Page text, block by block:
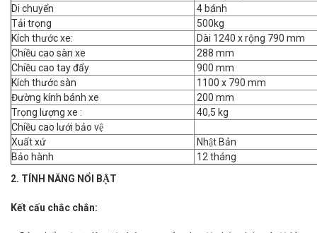
Di chuyển
4 bánh
Tải trọng
500kg
Kích thước xe:
Dài 1240 x rộng 790 mm
Chiều cao sàn xe
288 mm
Chiều cao tay đẩy
900 mm
Kích thước sàn
1100 x 790 mm
Đường kính bánh xe
200 mm
Trọng lượng xe :
40,5 kg
Chiều cao lưới bảo vệ
Xuất xứ
Nhật Bản
Bảo hành
12 tháng
2. TÍNH NĂNG NỔI BẬT
Kết cấu chắc chắn: